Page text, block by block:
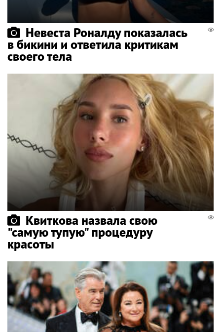
Невеста Роналду показалась
в бикини и ответила критикам
своего тела
Квиткова назвала свою
"самую тупую" процедуру
красоты